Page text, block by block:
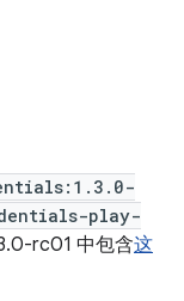
play-
rc01 中包含这